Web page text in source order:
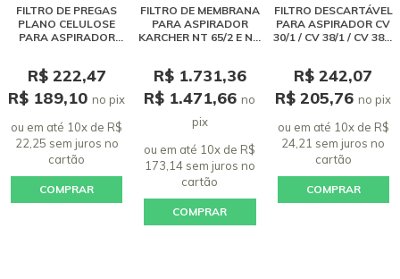
FILTRO DE PREGAS
PLANO CELULOSE
PARA ASPIRADOR
R$ 222,47
R$ 189,10no pix
ou em até 10x de R$
22,25 sem juros no
cartão
COMPRAR
FILTRO DE MEMBRANA
PARA ASPIRADOR
KARCHER NT 65/2 E NT
R$ 1.731,36
R$ 1.471,66no
pix
ou em até 10x de R$
173,14 sem juros no
cartão
COMPRAR
FILTRO DESCARTÁVEL
PARA ASPIRADOR CV
30/1 / CV 38/1 / CV 38/2
R$ 242,07
R$ 205,76no pix
ou em até 10x de R$
24,21 sem jurosno
cartão
COMPRAR